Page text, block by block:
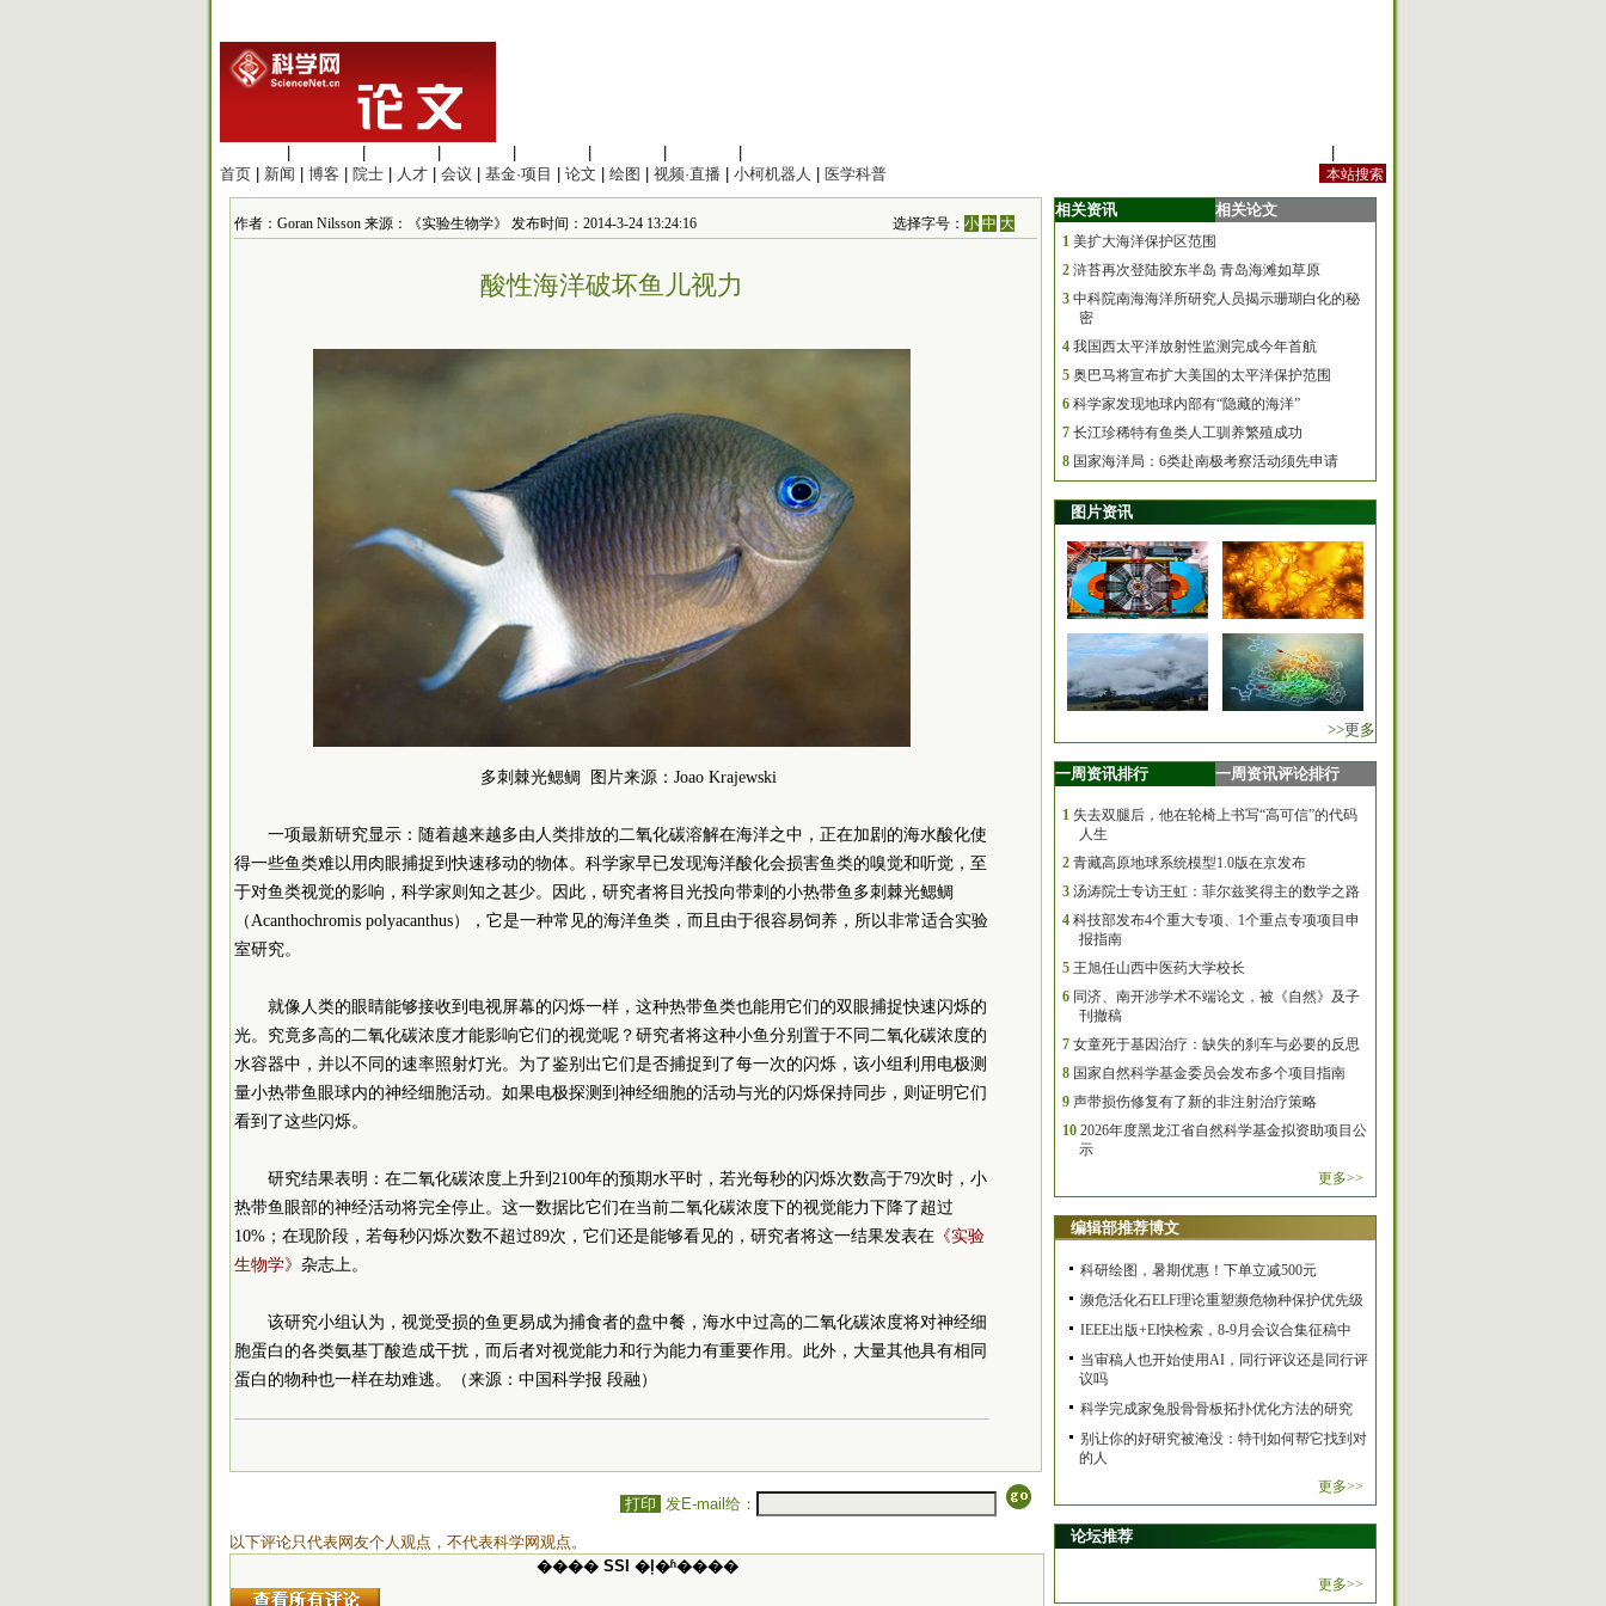
首页
新闻 博客 院士 人才 会议 基金·项目 论文 绘图 视频·直播 小柯机器人 医学科普
作者：Goran Nilsson 来源：《实验生物学》 发布时间：2014-3-24 13:24:16 选择字号：小 中 大
酸性海洋破坏鱼儿视力
多刺棘光鳃鲷 图片来源：Joao Krajewski
一项最新研究显示：随着越来越多由人类排放的二氧化碳溶解在海洋之中，正在加剧的海水酸化使
得一些鱼类难以用肉眼捕捉到快速移动的物体。科学家早已发现海洋酸化会损害鱼类的嗅觉和听觉，至
于对鱼类视觉的影响，科学家则知之甚少。因此，研究者将目光投向带刺的小热带鱼多刺棘光鳃鲷
（Acanthochromis polyacanthus），它是一种常见的海洋鱼类，而且由于很容易饲养，所以非常适合实验
室研究。
就像人类的眼睛能够接收到电视屏幕的闪烁一样，这种热带鱼类也能用它们的双眼捕捉快速闪烁的
光。究竟多高的二氧化碳浓度才能影响它们的视觉呢？研究者将这种小鱼分别置于不同二氧化碳浓度的
水容器中，并以不同的速率照射灯光。为了鉴别出它们是否捕捉到了每一次的闪烁，该小组利用电极测
量小热带鱼眼球内的神经细胞活动。如果电极探测到神经细胞的活动与光的闪烁保持同步，则证明它们
看到了这些闪烁。
研究结果表明：在二氧化碳浓度上升到2100年的预期水平时，若光每秒的闪烁次数高于79次时，小
热带鱼眼部的神经活动将完全停止。这一数据比它们在当前二氧化碳浓度下的视觉能力下降了超过
10%；在现阶段，若每秒闪烁次数不超过89次，它们还是能够看见的，研究者将这一结果发表在 《实验
生物学》 杂志上。
该研究小组认为，视觉受损的鱼更易成为捕食者的盘中餐，海水中过高的二氧化碳浓度将对神经细
胞蛋白的各类氨基丁酸造成干扰，而后者对视觉能力和行为能力有重要作用。此外，大量其他具有相同
蛋白的物种也一样在劫难逃。（来源：中国科学报 段融）
打印 发E-mail给：
以下评论只代表网友个人观点，不代表科学网观点。
���� SSI �ļ�ʱ����
相关资讯 相关论文
1 美扩大海洋保护区范围
2 浒苔再次登陆胶东半岛 青岛海滩如草原
3 中科院南海海洋所研究人员揭示珊瑚白化的秘
密
4 我国西太平洋放射性监测完成今年首航
5 奥巴马将宣布扩大美国的太平洋保护范围
6 科学家发现地球内部有“隐藏的海洋”
7 长江珍稀特有鱼类人工驯养繁殖成功
8 国家海洋局：6类赴南极考察活动须先申请
图片资讯
>>更多
一周资讯排行 一周资讯评论排行
1 失去双腿后，他在轮椅上书写“高可信”的代码
人生
2 青藏高原地球系统模型1.0版在京发布
3 汤涛院士专访王虹：菲尔兹奖得主的数学之路
4 科技部发布4个重大专项、1个重点专项项目申
报指南
5 王旭任山西中医药大学校长
6 同济、南开涉学术不端论文，被《自然》及子
刊撤稿
7 女童死于基因治疗：缺失的刹车与必要的反思
8 国家自然科学基金委员会发布多个项目指南
9 声带损伤修复有了新的非注射治疗策略
10 2026年度黑龙江省自然科学基金拟资助项目公
示
更多>>
编辑部推荐博文
科研绘图，暑期优惠！下单立减500元
濒危活化石ELF理论重塑濒危物种保护优先级
IEEE出版+EI快检索，8-9月会议合集征稿中
当审稿人也开始使用AI，同行评议还是同行评
议吗
科学完成家兔股骨骨板拓扑优化方法的研究
别让你的好研究被淹没：特刊如何帮它找到对
的人
更多>>
论坛推荐
更多>>